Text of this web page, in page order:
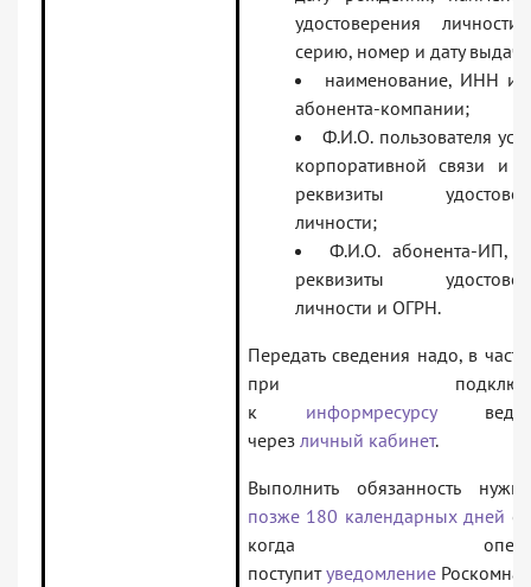
удостоверения
серию, номер и дату
наименование, ИНН и
абонента-компании;
Ф.И.О. пользователя
корпоративной связи и
реквизиты
личности;
Ф.И.О. абонента-ИП,
реквизиты
личности и ОГРН.
Передать сведения надо, в
при
к информресурсу
через личный кабинет.
Выполнить обязанность
позже 180 календарных дней с
когда
поступитуведомление